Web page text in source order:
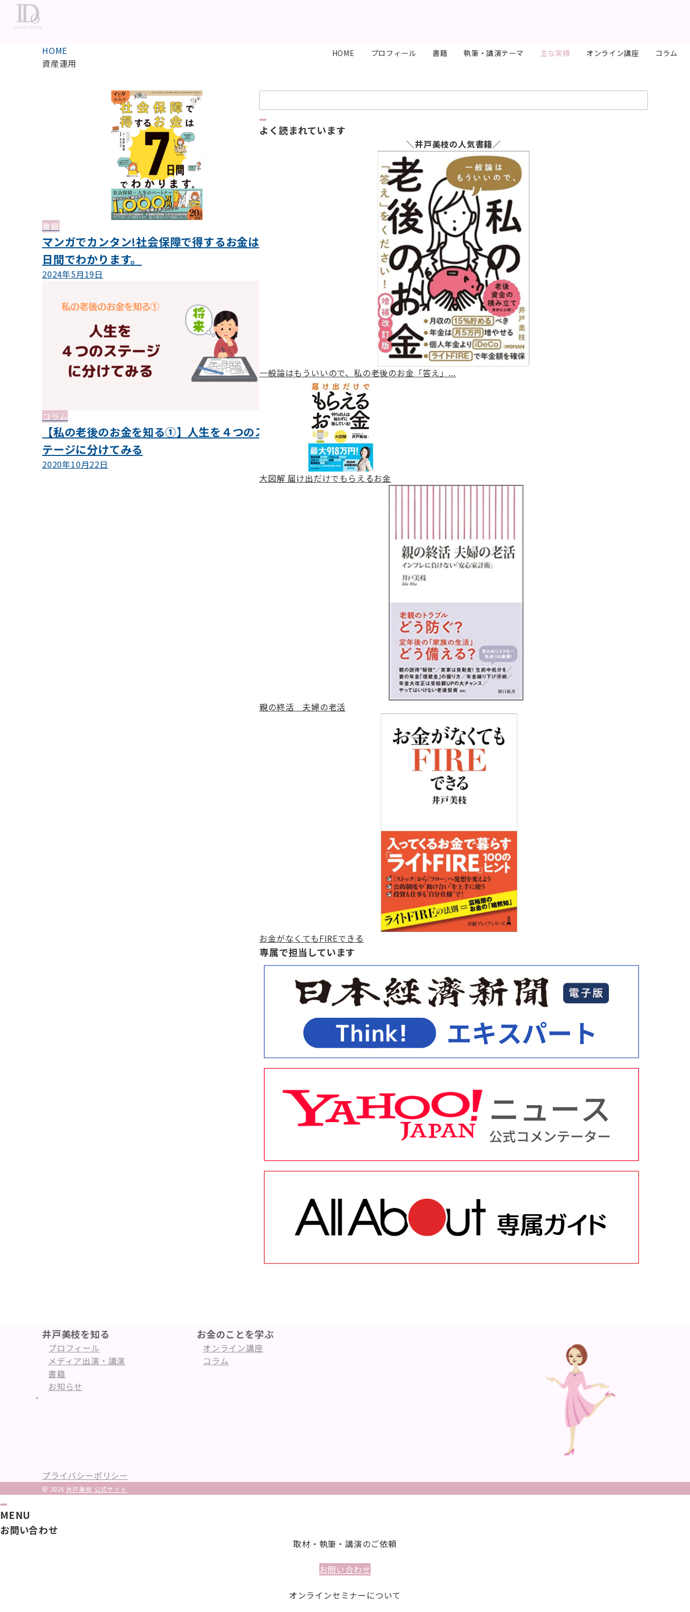
HOME プロフィール 書籍 執筆・講演テーマ 主な実績 オンライン講座 コラム
HOME
資産運用
書籍
マンガでカンタン!社会保障で得するお金は7
日間でわかります。
2024年5月19日
コラム
【私の老後のお金を知る①】人生を４つのス
テージに分けてみる
2020年10月22日
索：
よく読まれています
＼井戸美枝の人気書籍／
一般論はもういいので、私の老後のお金「答え」...
大図解 届け出だけでもらえるお金
親の終活 夫婦の老活
お金がなくてもFIREできる
専属で担当しています
井戸美枝を知る
プロフィール
メディア出演・講演
書籍
お知らせ
お金のことを学ぶ
オンライン講座
コラム
プライバシーポリシー
© 2026 井戸美枝 公式サイト
MENU
お問い合わせ
取材・執筆・講演のご依頼
お問い合わせ
オンラインセミナーについて